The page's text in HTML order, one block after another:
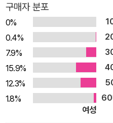
후 글로벌 경제 전반에 미칠 영
이자율(중립금리)’이라는 개념
침체되지도 않는 균형 상태에
미한다. 중앙은행이 기준금리
지만 추정만 할 뿐이라서, 이
과열된다. 이 책의 저자인 블룸버그 경제학자들은 기술 발전, 냉
전 해소 등의 영향으로 인해 그
락해왔다고 말한다. 하지만 향
구매자 분포
0%
0.4%
7.9%
15.9%
12.3%
1.8%
60
여성